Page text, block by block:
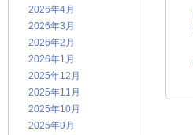
2026年4月
2026年3月
2026年2月
2026年1月
2025年12月
2025年11月
2025年10月
2025年9月